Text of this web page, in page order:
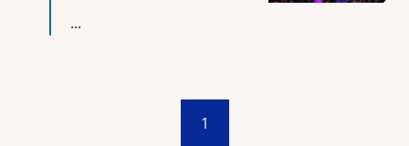
...
1